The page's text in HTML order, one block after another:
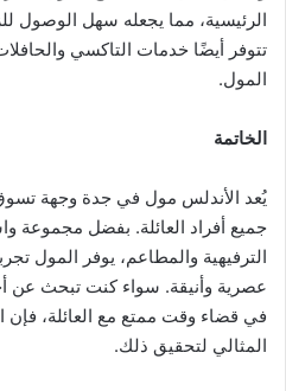
الرئيسية، مما يجعله سهل الوصول
تتوفر أيضًا خدمات التاكسي
المول.
الخاتمة
يُعد الأندلس مول في جدة وجهة
جميع أفراد العائلة. بفضل مجموعة
الترفيهية والمطاعم، يوفر المول
عصرية وأنيقة. سواء كنت تبحث
في قضاء وقت ممتع مع العائلة، فإن
المثالي لتحقيق ذلك.